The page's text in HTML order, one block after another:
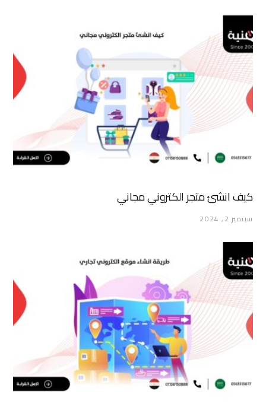
كيف انشئ متجر الكتروني مجاني
سبتمبر 2, 2024